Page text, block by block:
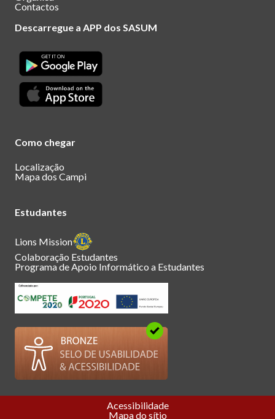
Contactos
Descarregue a APP dos SASUM
Como chegar
Localização
Mapa dos Campi
Estudantes
Lions Mission
Colaboração Estudantes
Programa de Apoio Informático a Estudantes
Acessibilidade
Mapa do sítio